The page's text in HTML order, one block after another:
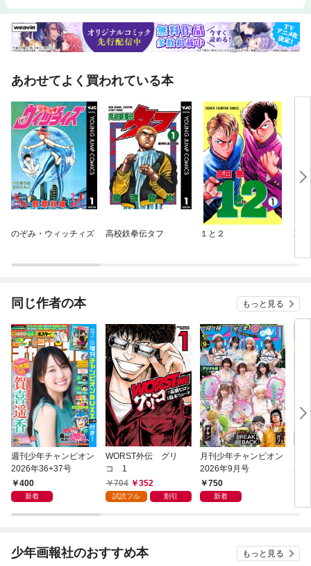
あわせてよく買われている本
のぞみ・ウィッチィズ 高校鉄拳伝タフ １と２ 京
同じ作者の本 もっと見る
週刊少年チャンピオン
2026年36+37号
400
新着
WORST外伝 グリ
コ 1
704
352
試読フル 割引
月刊少年チャンピオン
2026年9月号
750
新着
26
少年画報社のおすすめ本 もっと見る